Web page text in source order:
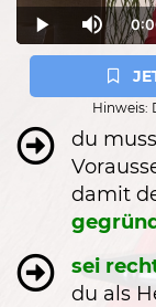
Play Mute
Hinweis:
du
damit
sei
du als